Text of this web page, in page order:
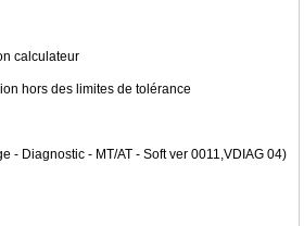
calculateur
hors des limites de tolérance
- Diagnostic - MT/AT - Soft ver 0011,VDIAG 04)